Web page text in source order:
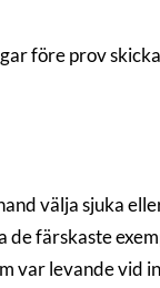
före prov
välja sjuka
färskaste
levande vid